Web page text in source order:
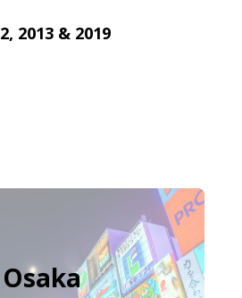
2013 & 2019
Osaka